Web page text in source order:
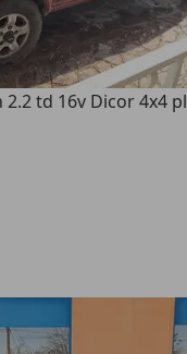
2.2 td 16v Dicor 4x4 pl